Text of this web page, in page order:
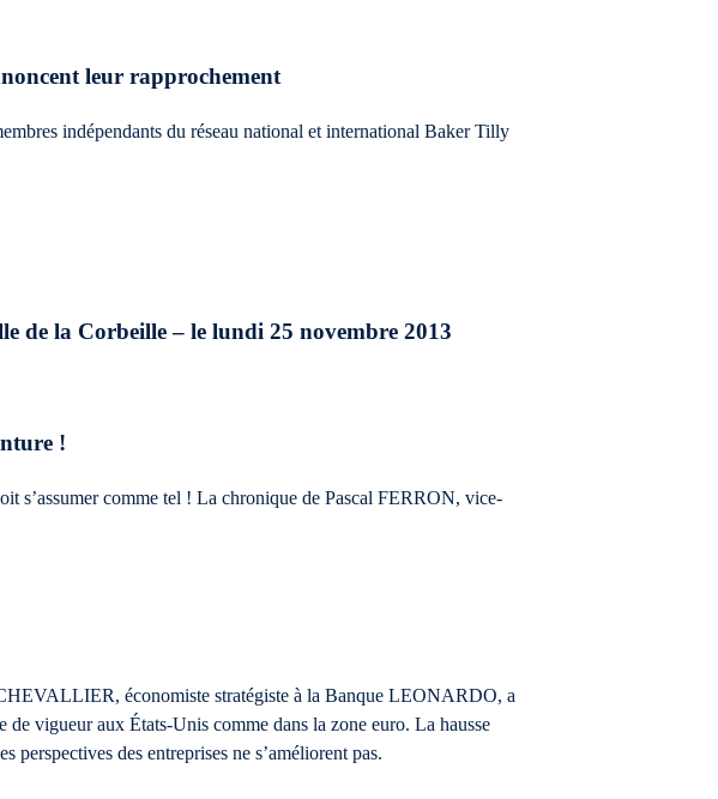
leur rapprochement
indépendants du réseau national et international Baker Tilly
de la Corbeille – le lundi 25 novembre 2013
!
s’assumer comme tel ! La chronique de Pascal FERRON, vice-
économiste stratégiste à la Banque LEONARDO, a
vigueur aux États-Unis comme dans la zone euro. La hausse
perspectives des entreprises ne s’améliorent pas.